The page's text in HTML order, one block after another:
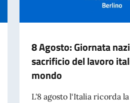
8 Agosto: Giornata
sacrificio del lavoro
mondo
L'8 agosto l‘Italia ricorda